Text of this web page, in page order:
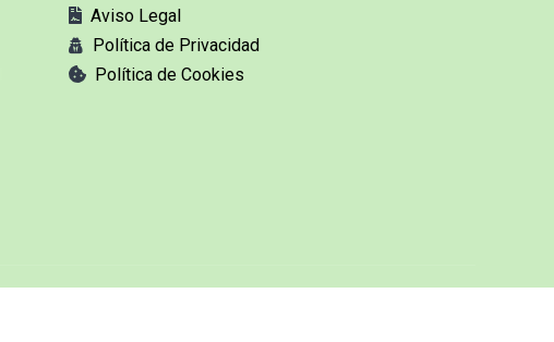
Aviso Legal
Política de Privacidad
Política de Cookies